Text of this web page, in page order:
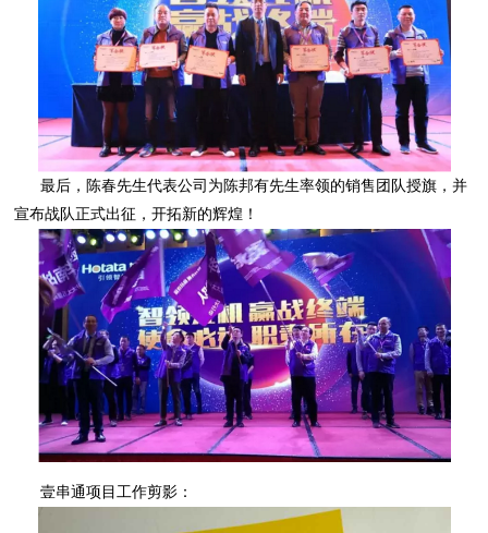
宣布战队正式出征，开拓新的辉煌！
壹串通项目工作剪影：